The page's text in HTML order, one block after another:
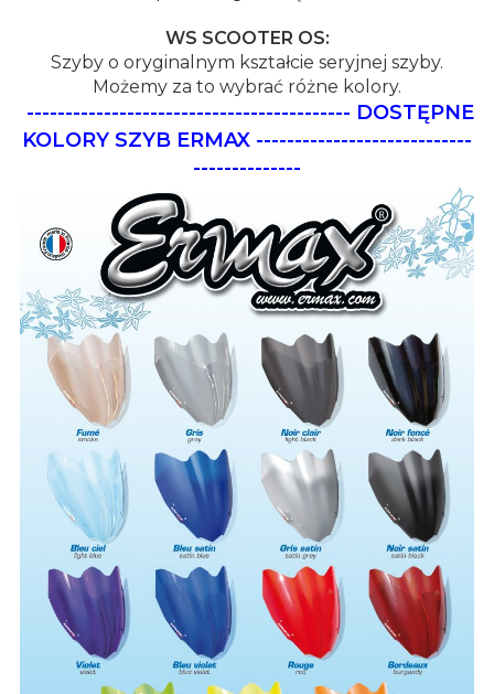
WS SCOOTER OS:
Szyby o oryginalnym kształcie seryjnej szyby.
Możemy za to wybrać różne kolory.
------------------------------------------ DOSTĘPNE
KOLORY SZYB ERMAX ----------------------------
--------------